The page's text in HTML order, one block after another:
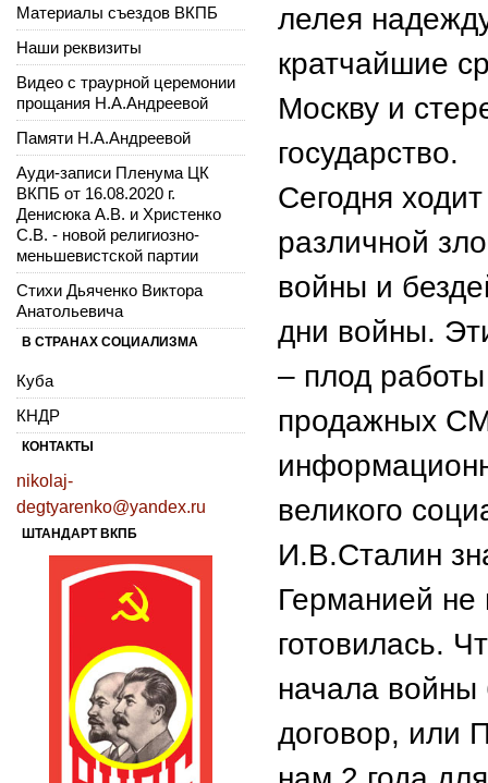
лелея
кратчайшие
Москву и
государство.
Сегодня
различной
войны и
дни войны.
– плод
продажных
великого
И.В.Сталин
Германией не
готовилась.
начала войны
договор, или
Материалы съездов ВКПБ
Наши реквизиты
Видео с траурной церемонии
прощания Н.А.Андреевой
Памяти Н.А.Андреевой
Ауди-записи Пленума ЦК
ВКПБ от 16.08.2020 г.
Денисюка А.В. и Христенко
С.В. - новой религиозно-
меньшевистской партии
Стихи Дьяченко Виктора
Анатольевича
В СТРАНАХ СОЦИАЛИЗМА
Куба
КНДР
КОНТАКТЫ
nikolaj-
degtyarenko@yandex.ru
ШТАНДАРТ ВКПБ